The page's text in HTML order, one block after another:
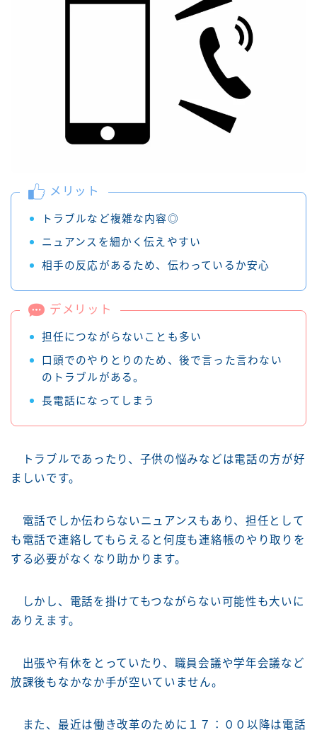
メリット
トラブルなど複雑な内容◎
ニュアンスを細かく伝えやすい
相手の反応があるため、伝わっているか安心
デメリット
担任につながらないことも多い
口頭でのやりとりのため、後で言った言わない
のトラブルがある。
長電話になってしまう
トラブルであったり、子供の悩みなどは電話の方が好
ましいです。
電話でしか伝わらないニュアンスもあり、担任として
も電話で連絡してもらえると何度も連絡帳のやり取りを
する必要がなくなり助かります。
しかし、電話を掛けてもつながらない可能性も大いに
ありえます。
出張や有休をとっていたり、職員会議や学年会議など
放課後もなかなか手が空いていません。
また、最近は働き改革のために１７：００以降は電話